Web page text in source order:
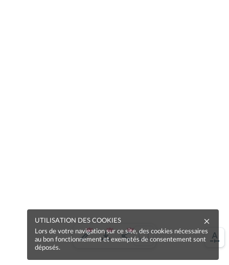
UTILISATION DES COOKIES
Lors de votre navigation sur ce site, des cookies nécessaires
au bon fonctionnement et exemptés de consentement sont
déposés.